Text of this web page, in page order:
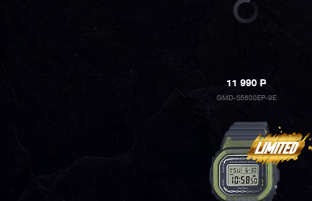
11 990P
GMD-S5600EP-9E